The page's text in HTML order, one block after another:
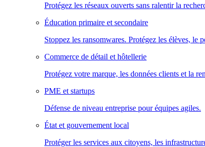
Protégez les réseaux ouverts sans ralentir la
Éducation primaire et secondaire
Stoppez les ransomwares. Protégez les élèves, le
Commerce de détail et hôtellerie
Protégez votre marque, les données clients et la
PME et startups
Défense de niveau entreprise pour équipes agiles.
État et gouvernement local
Protéger les services aux citoyens, les